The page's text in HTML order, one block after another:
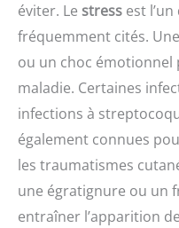
éviter. Le stress est
fréquemment cités.
ou un choc émotionnel
maladie. Certaines
infections à
également connues
les traumatismes
une égratignure ou un
entraîner l’apparition